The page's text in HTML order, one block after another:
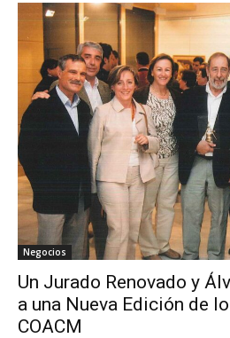
Negocios
Un Jurado Renovado y
a una Nueva Edición de
COACM